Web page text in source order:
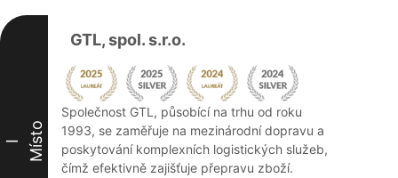
I Místo
GTL, spol. s.r.o.
Společnost GTL, působící na trhu od roku
1993, se zaměřuje na mezinárodní dopravu a
poskytování komplexních logistických služeb,
čímž efektivně zajišťuje přepravu zboží.